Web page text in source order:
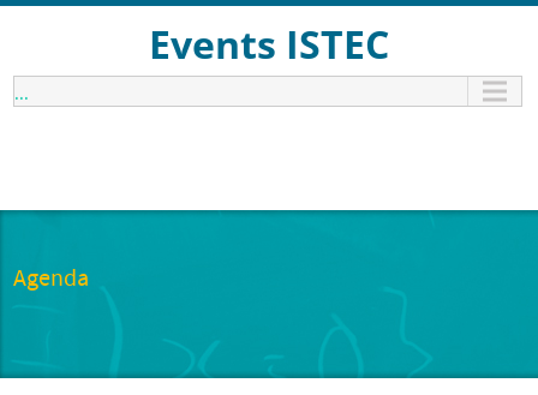
Events ISTEC
...
Agenda